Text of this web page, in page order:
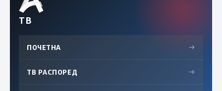
ТВ
ПОЧЕТНА →
ТВ РАСПОРЕД →